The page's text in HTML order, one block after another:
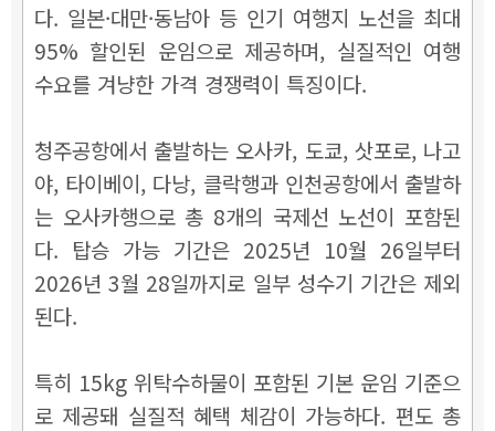
다. 일본·대만·동남아 등 인기 여행지 노선을 최대
95% 할인된 운임으로 제공하며, 실질적인 여행
수요를 겨냥한 가격 경쟁력이 특징이다.
청주공항에서 출발하는 오사카, 도쿄, 삿포로, 나고
야, 타이베이, 다낭, 클락행과 인천공항에서 출발하
는 오사카행으로 총 8개의 국제선 노선이 포함된
다. 탑승 가능 기간은 2025년 10월 26일부터
2026년 3월 28일까지로 일부 성수기 기간은 제외
된다.
특히 15kg 위탁수하물이 포함된 기본 운임 기준으
로 제공돼 실질적 혜택 체감이 가능하다. 편도 총